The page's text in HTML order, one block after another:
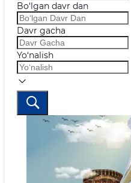
Bo‘lgan davr dan
Davr gacha
Yo‘nalish